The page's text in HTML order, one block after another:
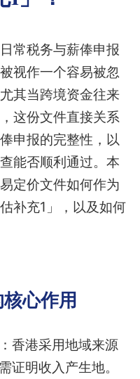
常税务与薪俸申报
视作一个容易被忽
其当跨境资金往来
这份文件直接关系
申报的完整性，以
能否顺利通过。本
定价文件如何作为
补充1」，以及如何
心作用
香港采用地域来源
证明收入产生地。